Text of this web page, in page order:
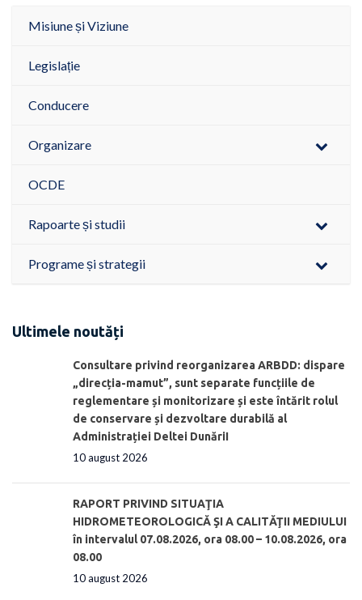
Misiune și Viziune
Legislație
Conducere
Organizare
OCDE
Rapoarte și studii
Programe și strategii
Ultimele noutăți
Consultare privind reorganizarea ARBDD: dispare
„direcția-mamut”, sunt separate funcțiile de
reglementare și monitorizare și este întărit rolul
de conservare și dezvoltare durabilă al
Administrației Deltei DunăriI
10 august 2026
RAPORT PRIVIND SITUAŢIA
HIDROMETEOROLOGICĂ ŞI A CALITĂŢII MEDIULUI
în intervalul 07.08.2026, ora 08.00 – 10.08.2026, ora
08.00
10 august 2026